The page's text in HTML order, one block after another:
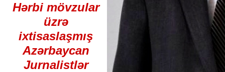
Hərbi mövzular
üzrə
ixtisaslaşmış
Azərbaycan
Jurnalistlər